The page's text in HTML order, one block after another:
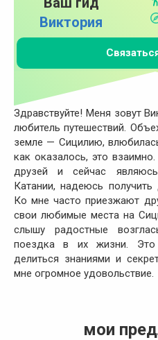
Виктория
Здравствуйте! Меня зовут
любитель путешествий.
земле — Сицилию,
как оказалось, это
друзей и сейчас являюсь
Катании, надеюсь
Ко мне часто приезжают
свои любимые места на
слышу радостные
поездка в их жизни. Это
делиться знаниями и
мне огромное удовольствие.
мои